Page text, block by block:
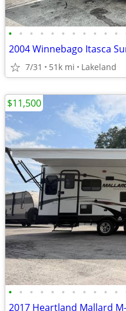
• • • • • • • • • • •
2004 Winnebago Itasca
7/31 51k mi Lakeland
• • • • • • • • • • •
2017 Heartland Mallard
$11,500